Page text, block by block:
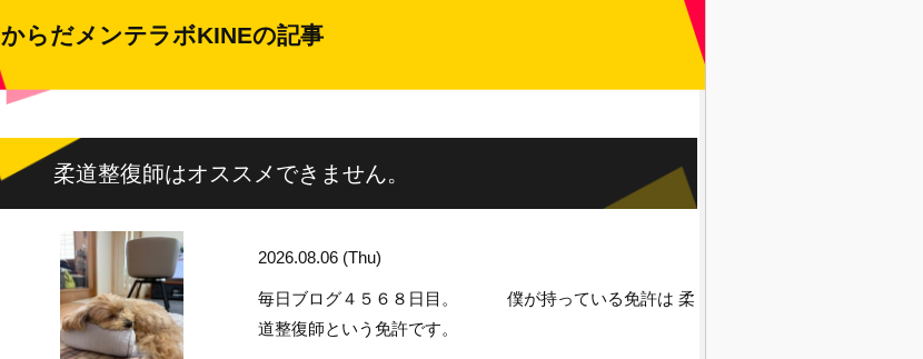
からだメンテラボKINEの記事
柔道整復師はオススメできません。
2026.08.06 (Thu)
毎日ブログ４５６８日目。 僕が持っている免許は 柔
道整復師という免許です。